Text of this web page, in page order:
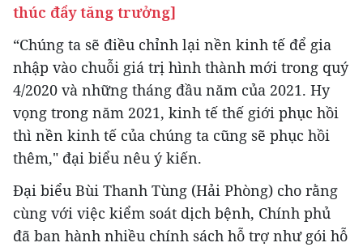
thúc đẩy tăng trưởng]
“Chúng ta sẽ điều chỉnh lại nền kinh tế để gia
nhập vào chuỗi giá trị hình thành mới trong quý
4/2020 và những tháng đầu năm của 2021. Hy
vọng trong năm 2021, kinh tế thế giới phục hồi
thì nền kinh tế của chúng ta cũng sẽ phục hồi
thêm," đại biểu nêu ý kiến.
Đại biểu Bùi Thanh Tùng (Hải Phòng) cho rằng
cùng với việc kiểm soát dịch bệnh, Chính phủ
đã ban hành nhiều chính sách hỗ trợ như gói hỗ